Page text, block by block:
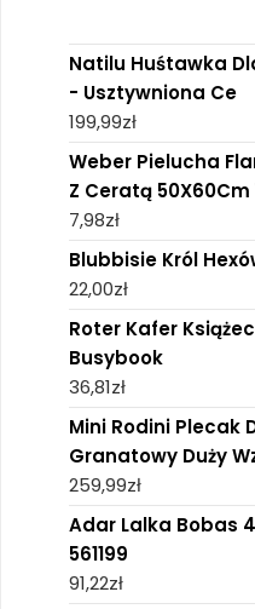
Natilu Huśtawka
- Usztywniona Ce
199,99zł
Weber Pielucha
Z Ceratą 50X60Cm
7,98zł
Blubbisie Król
22,00zł
Roter Kafer
Busybook
36,81zł
Mini Rodini Plecak
Granatowy Duży
259,99zł
Adar Lalka Bobas
561199
91,22zł